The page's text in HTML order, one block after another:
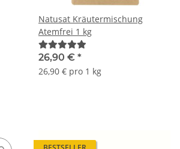
Natusat Kräutermischung
Atemfrei 1 kg
26,90 € *
26,90 € pro 1 kg